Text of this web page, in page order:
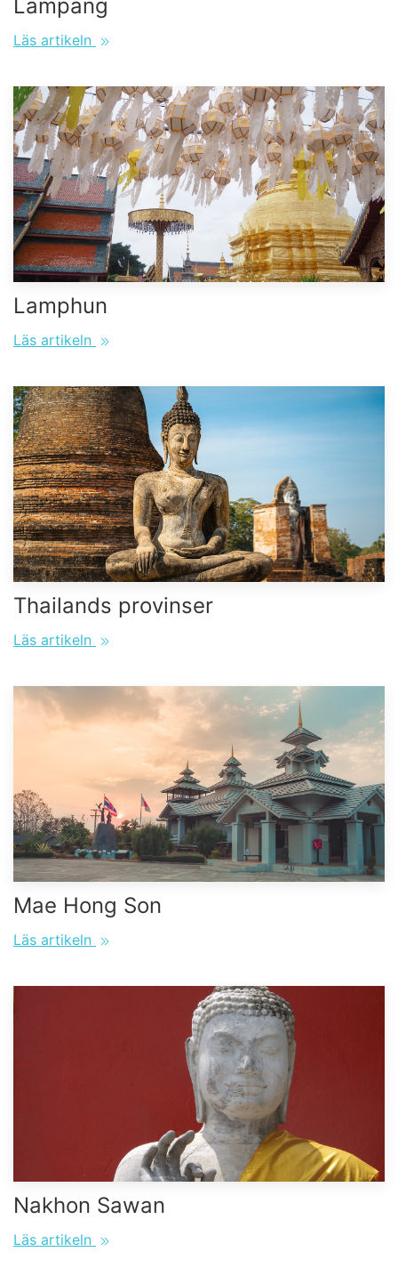
Lampang
Läs artikeln
Lamphun
Läs artikeln
Thailands provinser
Läs artikeln
Mae Hong Son
Läs artikeln
Nakhon Sawan
Läs artikeln